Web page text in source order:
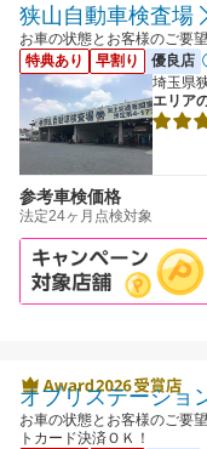
狭山自動車検査場
お車の状態とお客様のご要
特典あり
早割り
優良店
埼玉県
エリア
参考車検価格
法定24ヶ月点検対象
オブリステーショ
お車の状態とお客様のご要
トカード決済ＯＫ！